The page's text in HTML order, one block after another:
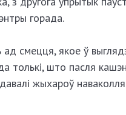
горада.
смецця, якое ў
толькі, што пасля
жыхароў